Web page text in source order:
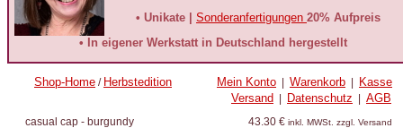
häufige Fragen
Kontakt
Datenschutz
• Unikate | Sonderanfertigungen 20% Aufpreis
• In eigener Werkstatt in Deutschland hergestellt
Shop-Home / Herbstedition Mein Konto Warenkorb
Kasse
Versand
Datenschutz AGB
casual cap - burgundy
43.30 € inkl. MWSt. zzgl. Versand